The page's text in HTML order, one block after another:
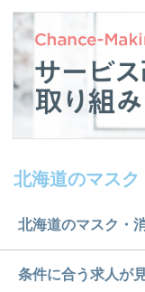
北海道のマス
北海道のマスク・
北海道のマスク
条件に合う求人が